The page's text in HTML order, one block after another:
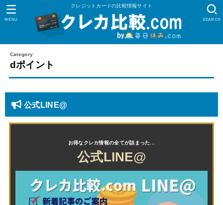
クレジットカードの比較情報サイト
SEARCH
MENU
dポイント
公式LINE@
公式LINE@